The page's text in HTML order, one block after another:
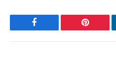
Facebook Pinterest